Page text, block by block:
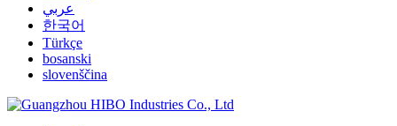
عربي
한국어
Türkçe
bosanski
slovenščina